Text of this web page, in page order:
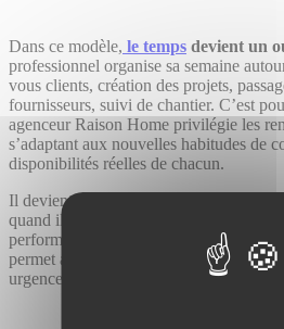
Dans ce modèle, le temps devient un
professionnel organise sa semaine
vous clients, création des projets,
fournisseurs, suivi de chantier. C’est
agenceur Raison Home privilégie les
s’adaptant aux nouvelles habitudes de
disponibilités réelles de chacun.
Il devient acteur de son agenda, maître
quand il travaille, et peut structurer sa
performance professionnelle et vie
permet aussi de mieux s’investir sur
urgence imposée.